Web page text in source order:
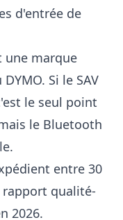
d'entrée de
une marque
Si le SAV
le seul point
le Bluetooth
entre 30
rapport qualité-
2026.